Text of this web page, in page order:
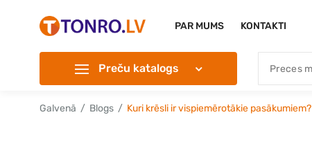
PAR MUMS KONTAKTI
Preču katalogs
Galvenā Blogs Kuri krēsli ir vispiemērotākie pasākumiem?